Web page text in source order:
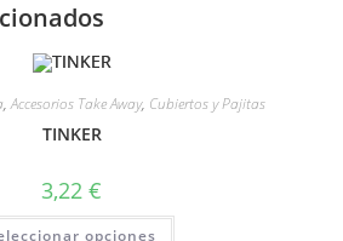
,Accesorios Take Away, Cubiertos y Pajitas
TINKER
3,22 €
opciones